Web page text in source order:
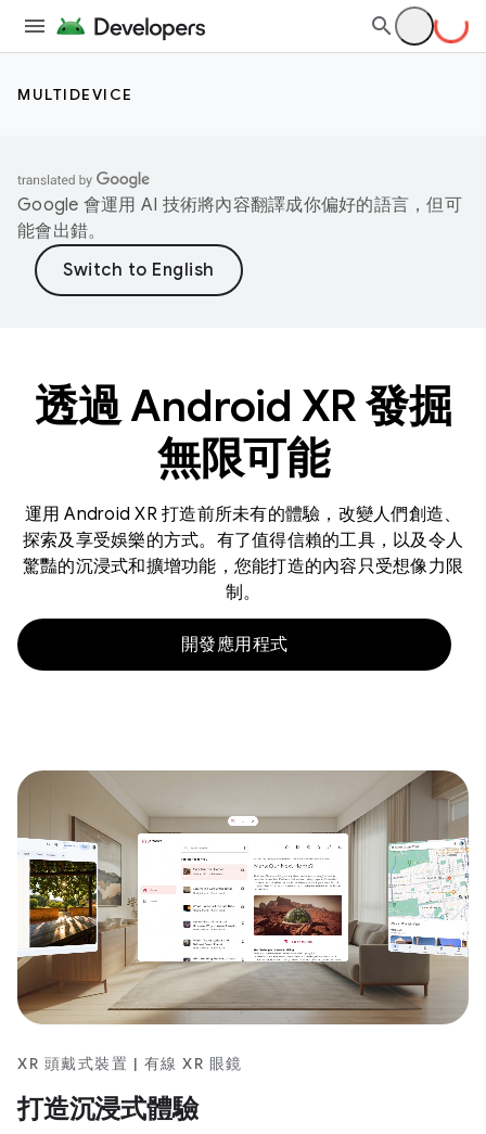
MULTIDEVICE
Google 會運用 AI 技術將內容翻譯成你偏好的語言，但可
能會出錯。
透過 Android XR 發掘
無限可能
運用 Android XR 打造前所未有的體驗，改變人們創造、
探索及享受娛樂的方式。有了值得信賴的工具，以及令人
驚豔的沉浸式和擴增功能，您能打造的內容只受想像力限
制。
開發應用程式
XR 頭戴式裝置 | 有線 XR 眼鏡
打造沉浸式體驗